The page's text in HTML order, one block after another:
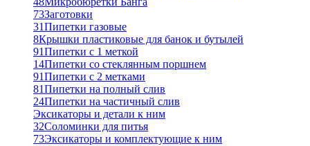
73Заготовки
31Пипетки газовые
8Крышки пластиковые для банок и бутылей
91Пипетки с 1 меткой
14Пипетки со стеклянным поршнем
91Пипетки с 2 метками
81Пипетки на полный слив
24Пипетки на частичный слив
Эксикаторы и детали к ним
32Соломинки для питья
73Эксикаторы и комплектующие к ним